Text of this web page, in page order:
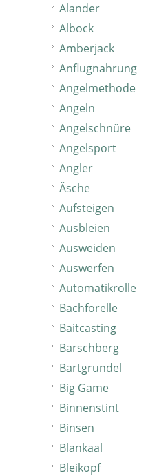
Alander
Albock
Amberjack
Anflugnahrung
Angelmethode
Angeln
Angelschnüre
Angelsport
Angler
Äsche
Aufsteigen
Ausbleien
Ausweiden
Auswerfen
Automatikrolle
Bachforelle
Baitcasting
Barschberg
Bartgrundel
Big Game
Binnenstint
Binsen
Blankaal
Bleikopf